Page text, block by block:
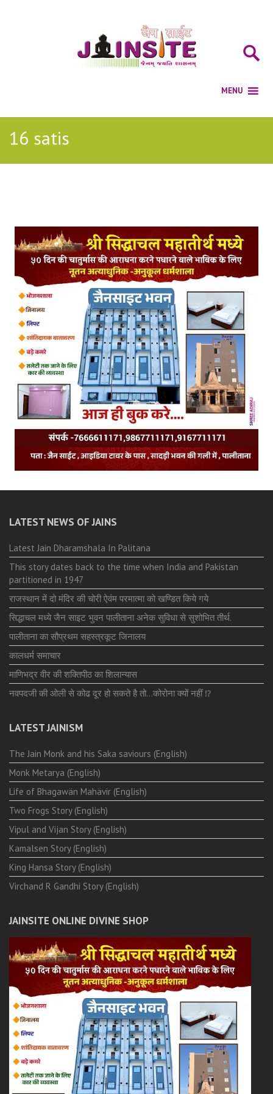
16 satis
LATEST NEWS OF JAINS
Latest Jain Dharamshala In Palitana
This story dates back to the time when India and Pakistan
partitioned in 1947
राजस्थान में दो मंदिर की चोरी ऐवंम परमात्मा को खण्डित किये गये
सिद्धाचल मध्ये जैन साइट भुवन पालीताना अनेक सुविधा से सुशोभित तीर्थ.
पालीताना का सौप्रथम सहस्त्रकूट जिनालय
कालधर्म समाचार
माणिभद्र वीर की शक्तिपीठ का शिलान्यास
नवपदजी की ओली से कोढ दूर हो सकते है तो…कोरोना क्यों नहीं ⁉️
LATEST JAINISM
The Jain Monk and his Saka saviours (English)
Monk Metarya (English)
Life of Bhagawän Mahävir (English)
Two Frogs Story (English)
Vipul and Vijan Story (English)
Kamalsen Story (English)
King Hansa Story (English)
Virchand R Gandhi Story (English)
JAINSITE ONLINE DIVINE SHOP